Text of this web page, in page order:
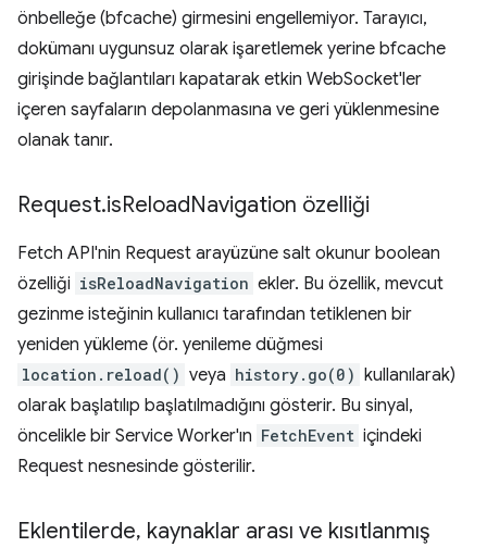
önbelleğe (bfcache) girmesini engellemiyor. Tarayıcı,
dokümanı uygunsuz olarak işaretlemek yerine bfcache
girişinde bağlantıları kapatarak etkin WebSocket'ler
içeren sayfaların depolanmasına ve geri yüklenmesine
olanak tanır.
Request.isReloadNavigation özelliği
Fetch API'nin Request arayüzüne salt okunur boolean
özelliği isReloadNavigation ekler. Bu özellik, mevcut
gezinme isteğinin kullanıcı tarafından tetiklenen bir
yeniden yükleme (ör. yenileme düğmesi
location.reload() veya history.go(0) kullanılarak)
olarak başlatılıp başlatılmadığını gösterir. Bu sinyal,
öncelikle bir Service Worker'ın FetchEvent içindeki
Request nesnesinde gösterilir.
Eklentilerde, kaynaklar arası ve kısıtlanmış